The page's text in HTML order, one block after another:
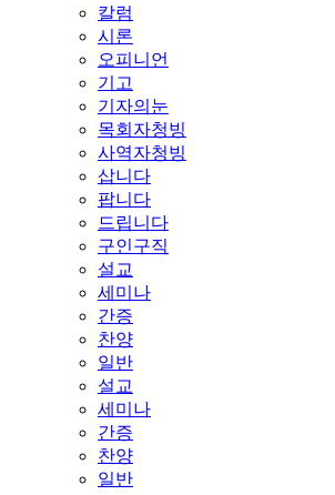
칼럼
시론
오피니언
기고
기자의눈
목회자청빙
사역자청빙
삽니다
팝니다
드립니다
구인구직
설교
세미나
간증
찬양
일반
설교
세미나
간증
찬양
일반